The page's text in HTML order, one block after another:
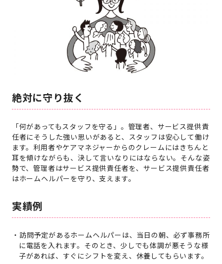
絶対に守り抜く
「何があってもスタッフを守る」。管理者、サービス提供責
任者にそうした強い思いがあると、スタッフは安心して働け
ます。利用者やケアマネジャーからのクレームにはきちんと
耳を傾けながらも、決して言いなりにはならない。そんな姿
勢で、管理者はサービス提供責任者を、サービス提供責任者
はホームヘルパーを守り、支えます。
実績例
訪問予定があるホームヘルパーは、当日の朝、必ず事務所
に電話を入れます。そのとき、少しでも体調が悪そうな様
子があれば、すぐにシフトを変え、休養してもらいます。